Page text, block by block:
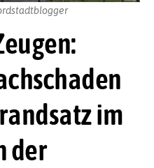
im
der